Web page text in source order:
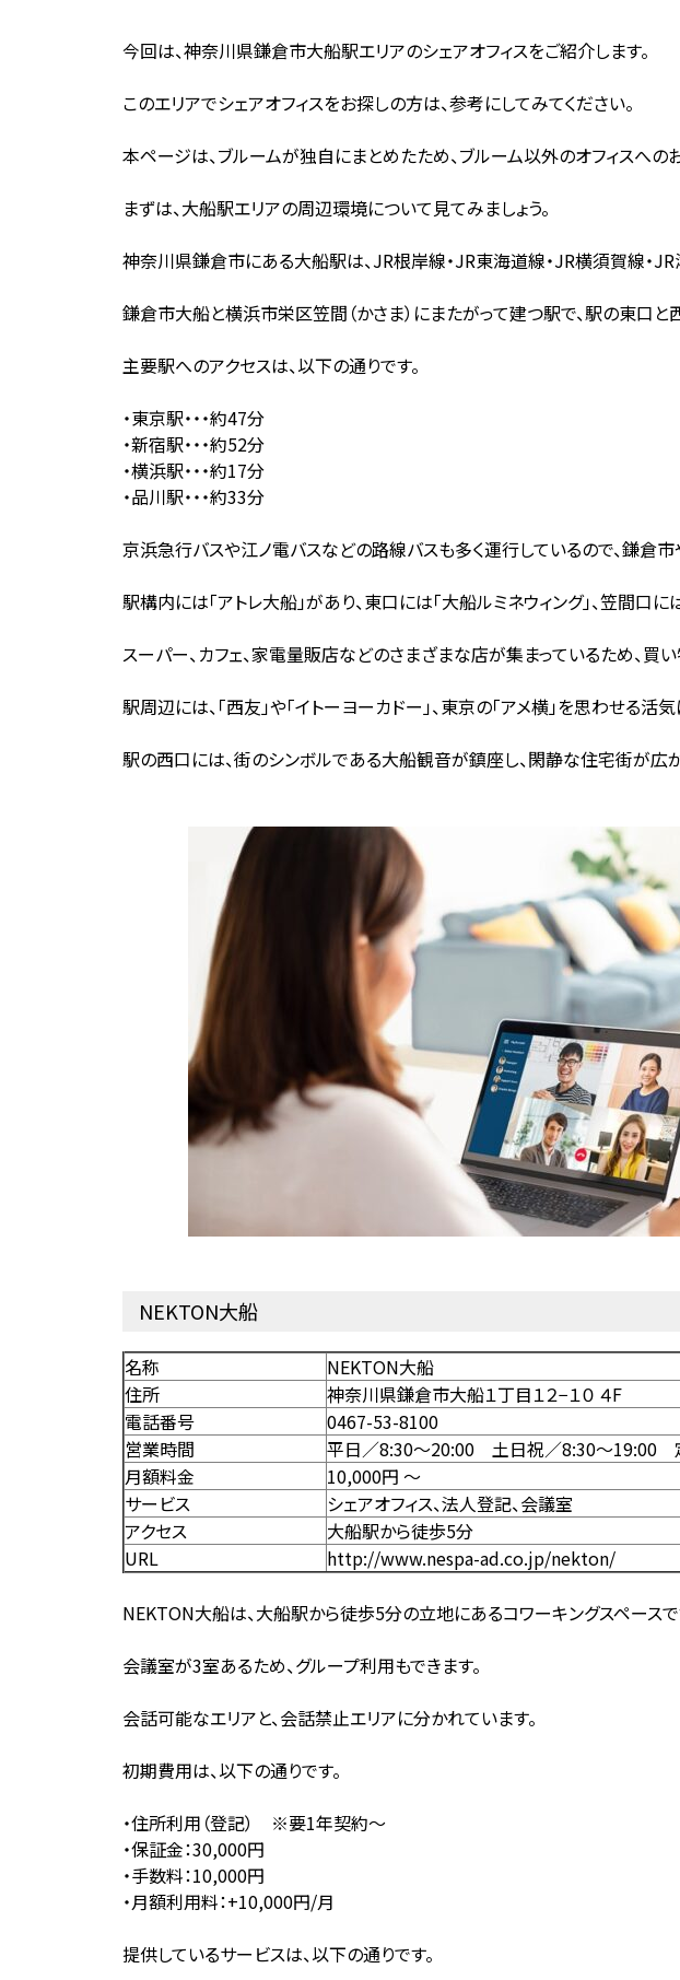
今回は、神奈川県鎌倉市大船駅エリアのシェアオフィスをご紹介します。
このエリアでシェアオフィスをお探しの方は、参考にしてみてください。
本ページは、ブルームが独自にまとめたため、ブルーム以外のオフィスへの
まずは、大船駅エリアの周辺環境について見てみましょう。
神奈川県鎌倉市にある大船駅は、JR根岸線・JR東海道線・JR横須賀線・
鎌倉市大船と横浜市栄区笠間（かさま）にまたがって建つ駅で、駅の東口
主要駅へのアクセスは、以下の通りです。
・東京駅・・・約47分
・新宿駅・・・約52分
・横浜駅・・・約17分
・品川駅・・・約33分
京浜急行バスや江ノ電バスなどの路線バスも多く運行しているので、鎌倉
駅構内には「アトレ大船」があり、東口には「大船ルミネウィング」、笠間口
スーパー、カフェ、家電量販店などのさまざまな店が集まっているため、買
駅周辺には、「西友」や「イトーヨーカドー」、東京の「アメ横」を思わせる
駅の西口には、街のシンボルである大船観音が鎮座し、閑静な住宅街が広が
NEKTON大船
名称
NEKTON大船
住所
神奈川県鎌倉市大船１丁目１２−１０ ４F
電話番号
0467-53-8100
営業時間
平日／8:30〜20:00 土日祝／8:30〜19:00
月額料金
10,000円 〜
サービス
シェアオフィス、法人登記、会議室
アクセス
大船駅から徒歩5分
URL
http://www.nespa-ad.co.jp/nekton/
NEKTON大船は、大船駅から徒歩5分の立地にあるコワーキングスペースで
会議室が3室あるため、グループ利用もできます。
会話可能なエリアと、会話禁止エリアに分かれています。
初期費用は、以下の通りです。
・住所利用（登記） ※要1年契約～
・保証金：30,000円
・手数料：10,000円
・月額利用料：+10,000円/月
提供しているサービスは、以下の通りです。